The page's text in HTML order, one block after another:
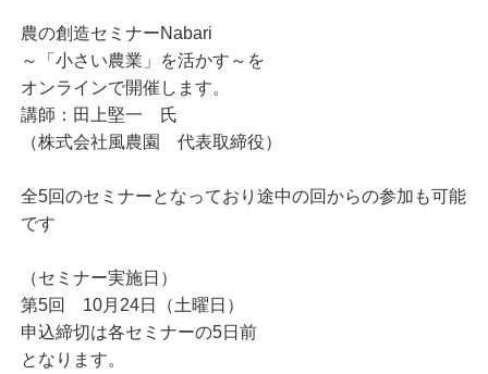
農の創造セミナーNabari
～「小さい農業」を活かす～を
オンラインで開催します。
講師：田上堅一 氏
（株式会社風農園 代表取締役）
全5回のセミナーとなっており途中の回からの参加も可能
です
（セミナー実施日）
第5回 10月24日（土曜日）
申込締切は各セミナーの5日前
となります。